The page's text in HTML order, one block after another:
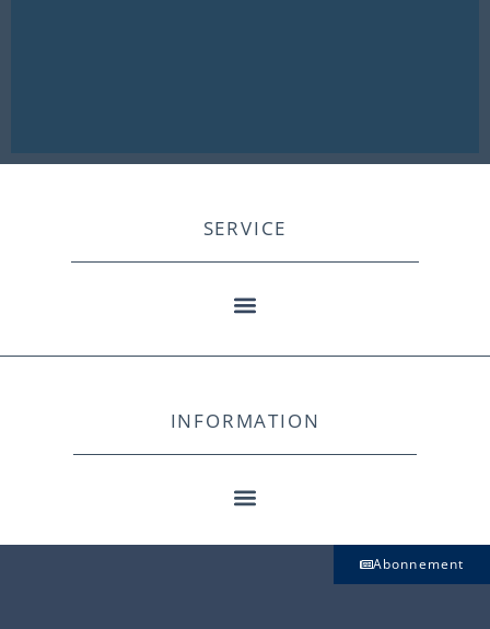
SERVICE
INFORMATION
Abonnement